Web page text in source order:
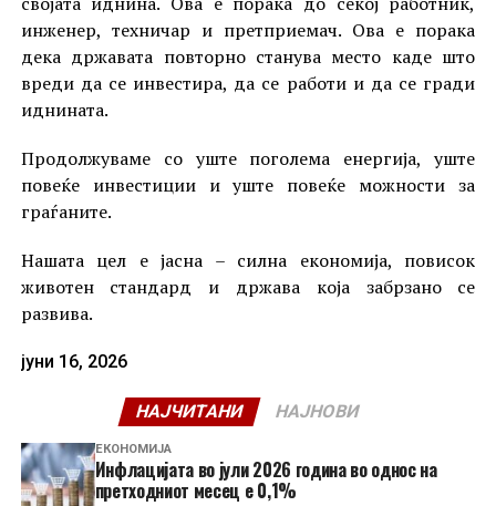
инженер, техничар и претприемач. Ова е порака
дека државата повторно станува место каде што
вреди да се инвестира, да се работи и да се гради
иднината.
Продолжуваме со уште поголема енергија, уште
повеќе инвестиции и уште повеќе можности за
граѓаните.
Нашата цел е јасна – силна економија, повисок
животен стандард и држава која забрзано се
развива.
јуни 16, 2026
НАЈЧИТАНИ НАЈНОВИ
ЕКОНОМИЈА
Инфлацијата во јули 2026 година во однос на
претходниот месец е 0,1%